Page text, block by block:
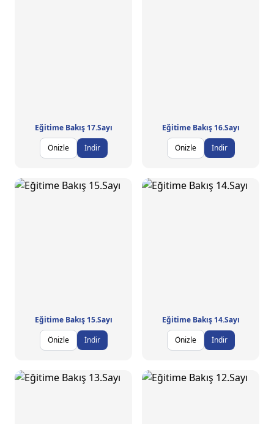
Eğitime Bakış 17.Sayı
Önizle
İndir
Eğitime Bakış 16.Sayı
Önizle
İndir
Eğitime Bakış 15.Sayı
Önizle
İndir
Eğitime Bakış 14.Sayı
Önizle
İndir